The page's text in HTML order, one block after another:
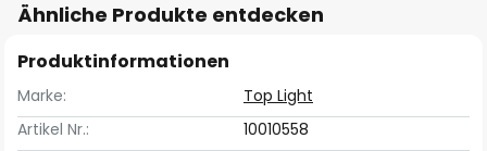
Ähnliche Produkte entdecken
Produktinformationen
Marke:
Top Light
Artikel Nr.:
10010558